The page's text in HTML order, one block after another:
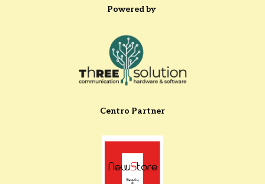
Powered by
Centro Partner